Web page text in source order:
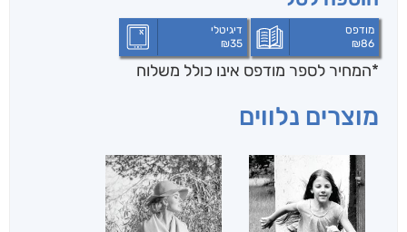
מודפס
₪86
דיגיטלי
₪35
*המחיר לספר מודפס אינו כולל משלוח
מוצרים נלווים